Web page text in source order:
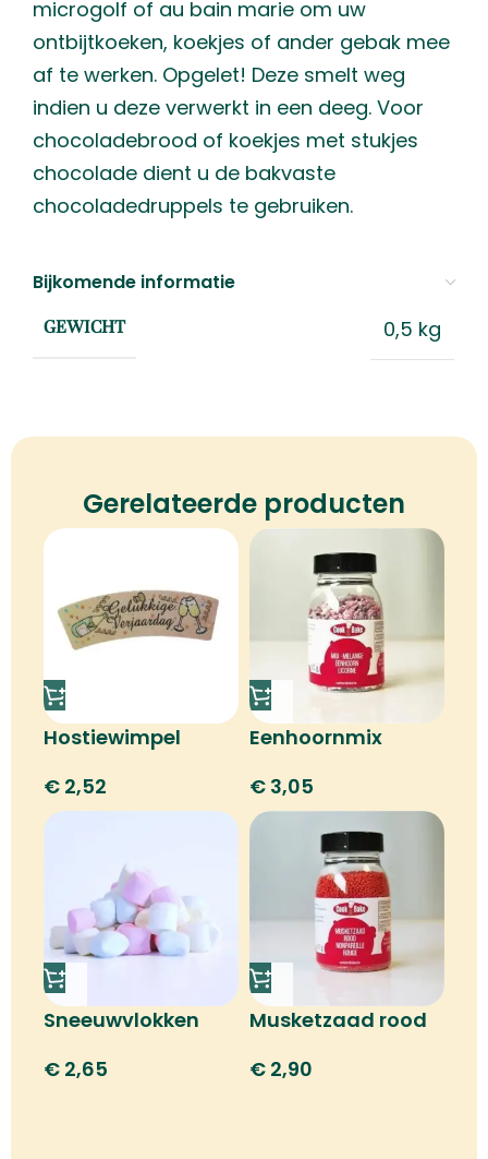
microgolf of au bain marie om uw
ontbijtkoeken, koekjes of ander gebak mee
af te werken. Opgelet! Deze smelt weg
indien u deze verwerkt in een deeg. Voor
chocoladebrood of koekjes met stukjes
chocolade dient u de bakvaste
chocoladedruppels te gebruiken.
Bijkomende informatie
GEWICHT 0,5 kg
Gerelateerde producten
Hostiewimpel
verjaardag
€ 2,52
Eenhoornmix
€ 3,05
Sneeuwvlokken
€ 2,65
Musketzaad rood
€ 2,90